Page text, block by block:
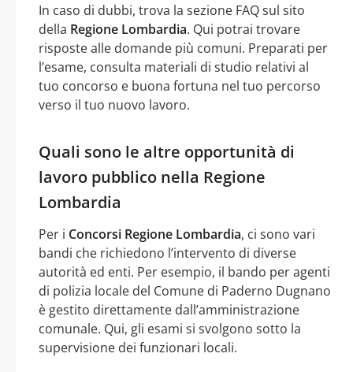
In caso di dubbi, trova la sezione FAQ sul sito
della Regione Lombardia. Qui potrai trovare
risposte alle domande più comuni. Preparati per
l’esame, consulta materiali di studio relativi al
tuo concorso e buona fortuna nel tuo percorso
verso il tuo nuovo lavoro.
Quali sono le altre opportunità di
lavoro pubblico nella Regione
Lombardia
Per i Concorsi Regione Lombardia, ci sono vari
bandi che richiedono l’intervento di diverse
autorità ed enti. Per esempio, il bando per agenti
di polizia locale del Comune di Paderno Dugnano
è gestito direttamente dall’amministrazione
comunale. Qui, gli esami si svolgono sotto la
supervisione dei funzionari locali.